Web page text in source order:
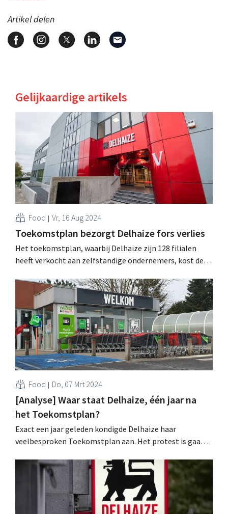
Artikel delen
Gelijkaardige artikels
Food Vr, 16 Aug 2024
Toekomstplan bezorgt Delhaize fors verlies
Het toekomstplan, waarbij Delhaize zijn 128 filialen
heeft verkocht aan zelfstandige ondernemers, kost de
supermarktketen een verlies van bijna 400 miljoen euro. .
Food Do, 07 Mrt 2024
[Analyse] Waar staat Delhaize, één jaar na
het Toekomstplan?
Exact een jaar geleden kondigde Delhaize haar
veelbesproken Toekomstplan aan. Het protest is gaan
zelfstandige ondernemers. Maar kunnen we al spreken